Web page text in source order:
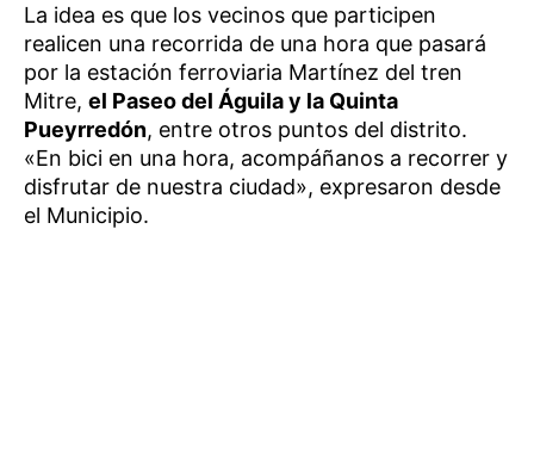
La idea es que los vecinos que participen
realicen una recorrida de una hora que pasará
por la estación ferroviaria Martínez del tren
Mitre, el Paseo del Águila y la Quinta
Pueyrredón, entre otros puntos del distrito.
«En bici en una hora, acompáñanos a recorrer y
disfrutar de nuestra ciudad», expresaron desde
el Municipio.